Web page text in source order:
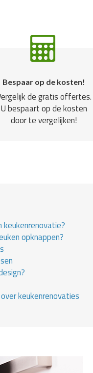
Bespaar op de kosten!
de gratis offertes.
U bespaart op de kosten
door te vergelijken!
opknappen?
keukenrenovaties